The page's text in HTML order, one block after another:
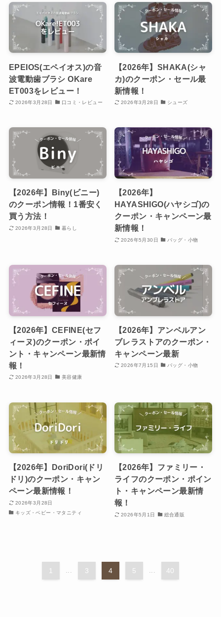
EPEIOS(エペイオス)の音
波電動歯ブラシ OKare
ET003をレビュー！
2026年3月28日 口コミ・レビュー
【2026年】SHAKA(シャ
カ)のクーポン・セール最
新情報！
2026年3月28日 シューズ
【2026年】Biny(ビニー)
のクーポン情報！1番安く
買う方法！
2026年3月28日 暮らし
【2026年】
HAYASHIGO(ハヤシゴ)の
クーポン・キャンペーン最
新情報！
2026年5月30日 バッグ・小物
【2026年】CEFINE(セフ
ィーヌ)のクーポン・ポイ
ント・キャンペーン最新情
報！
2026年3月28日 美容健康
【2026年】アンベルアン
ブレラストアのクーポン・
キャンペーン最新
2026年7月15日 バッグ・小物
【2026年】DoriDori(ドリ
ドリ)のクーポン・キャン
ペーン最新情報！
2026年3月28日
キッズ・ベビー・マタニティ
【2026年】ファミリー・
ライフのクーポン・ポイン
ト・キャンペーン最新情
報！
2026年5月1日 総合通販
1 ... 3 4 5 ... 40